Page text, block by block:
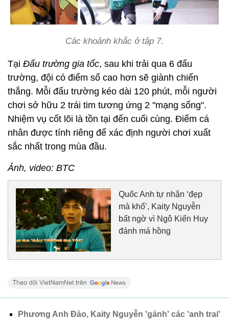
Các khoảnh khắc ở tập 7.
Tại Đấu trường gia tốc, sau khi trải qua 6 đấu
trường, đội có điểm số cao hơn sẽ giành chiến
thắng. Mỗi đấu trường kéo dài 120 phút, mỗi người
chơi sở hữu 2 trái tim tương ứng 2 "mạng sống".
Nhiệm vụ cốt lõi là tồn tại đến cuối cùng. Điểm cá
nhân được tính riêng để xác định người chơi xuất
sắc nhất trong mùa đầu.
Ảnh, video: BTC
Quốc Anh tự nhận ‘đẹp
mà khổ’, Kaity Nguyễn
bất ngờ vì Ngô Kiến Huy
đánh má hồng
Phương Anh Đào, Kaity Nguyễn 'gánh' các 'anh trai'